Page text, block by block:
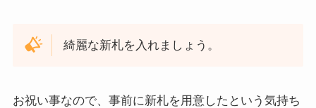
綺麗な新札を入れましょう。
お祝い事なので、事前に新札を用意したという気持ち